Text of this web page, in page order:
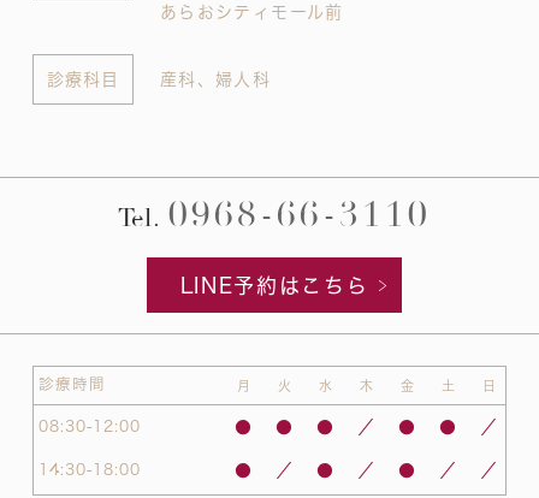
あらおシティモール前
診療科目 産科、婦人科
Tel. 0968-66-3110
LINE予約はこちら
診療時間 月 火 水 木 金 土 日
08:30-12:00 ● ● ● ／ ● ● ／
14:30-18:00 ● ／ ● ／ ● ／ ／